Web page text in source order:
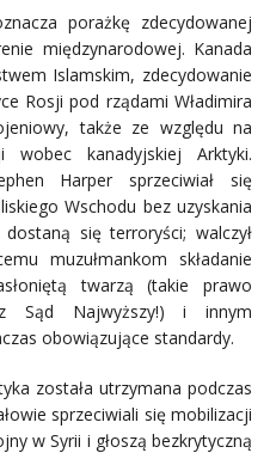
porażkę zdecydowanej
międzynarodowej. Kanada
Islamskim, zdecydowanie
Rosji pod rządami Władimira
także ze względu na
wobec kanadyjskiej Arktyki.
Harper sprzeciwiał się
Wschodu bez uzyskania
się terroryści; walczył
muzułmankom składanie
twarzą (takie prawo
Sąd Najwyższy!) i innym
obowiązujące standardy.
została utrzymana podczas
sprzeciwiali się mobilizacji
w Syrii i głoszą bezkrytyczną